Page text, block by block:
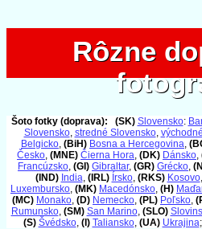
Rôzne
Rôzne
Šoto fotky (doprava): (SK) Slovensko:
Slovensko, stredné Slovensko,
Belgicko, (BiH) Bosna a Hercegovina,
Česko, (MNE) Čierna Hora, (DK) Dánsko,
Francúzsko, (GI) Gibraltar, (GR) Grécko,
(IND) India, (IRL) Írsko, (RKS) Kosovo,
Luxembursko, (MK) Macedónsko, (H)
(MC) Monako, (D) Nemecko, (PL) Poľsko,
Rumunsko, (SM) San Marino, (SLO)
(S) Švédsko, (I) Taliansko, (UA) Ukrajina;